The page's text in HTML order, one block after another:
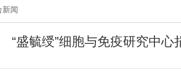
新闻
“盛毓绶”细胞与免疫研究中